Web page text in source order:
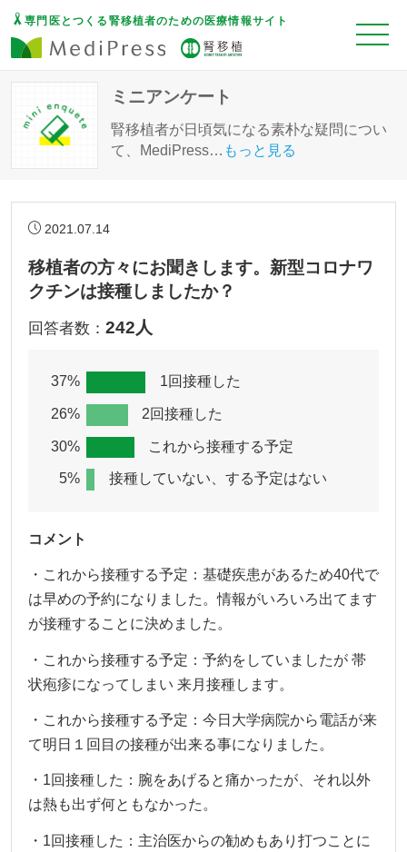
専門医とつくる腎移植者のための医療情報サイト
ミニアンケート
腎移植者が日頃気になる素朴な疑問につい
て、MediPress… もっと見る
2021.07.14
移植者の方々にお聞きします。新型コロナワ
クチンは接種しましたか？
回答者数： 242人
37% 1回接種した
26% 2回接種した
30% これから接種する予定
5% 接種していない、する予定はない
コメント
・これから接種する予定：基礎疾患があるため40代で
は早めの予約になりました。情報がいろいろ出てます
が接種することに決めました。
・これから接種する予定：予約をしていましたが 帯
状疱疹になってしまい 来月接種します。
・これから接種する予定：今日大学病院から電話が来
て明日１回目の接種が出来る事になりました。
・1回接種した：腕をあげると痛かったが、それ以外
は熱も出ず何ともなかった。
・1回接種した：主治医からの勧めもあり打つことに